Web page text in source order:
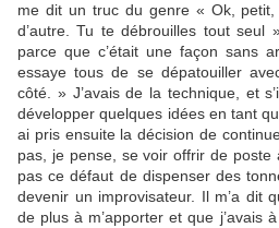
me dit un truc du genre « Ok,
d’autre. Tu te débrouilles tout seul
parce que c’était une façon sans
essaye tous de se dépatouiller
côté. » J’avais de la technique, et
développer quelques idées en tant
ai pris ensuite la décision de
pas, je pense, se voir offrir de poste
pas ce défaut de dispenser des
devenir un improvisateur. Il m’a dit
de plus à m’apporter et que j’avais